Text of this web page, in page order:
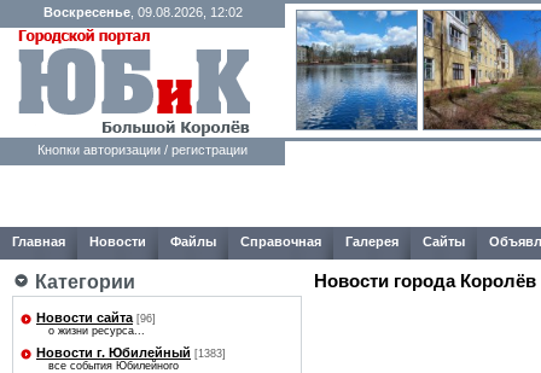
Воскресенье, 09.08.2026, 12:02
Кнопки авторизации / регистрации
Главная Новости Файлы Справочная Галерея Сайты
Категории
Новости сайта [96]
о жизни ресурса...
Новости г. Юбилейный [1383]
все события Юбилейного
Новости города Королёв